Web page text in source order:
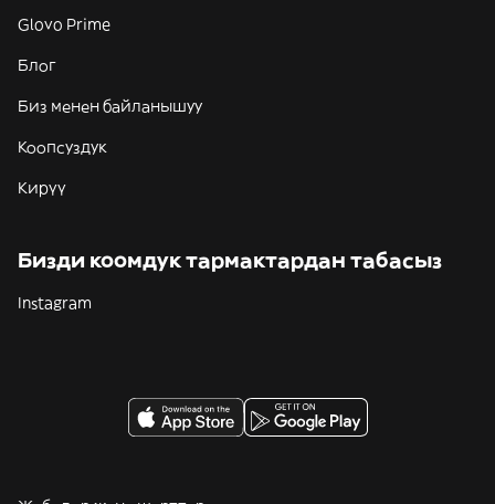
Glovo Prime
Блог
Биз менен байланышуу
Коопсуздук
Кирүү
Бизди коомдук тармактардан табасыз
Instagram